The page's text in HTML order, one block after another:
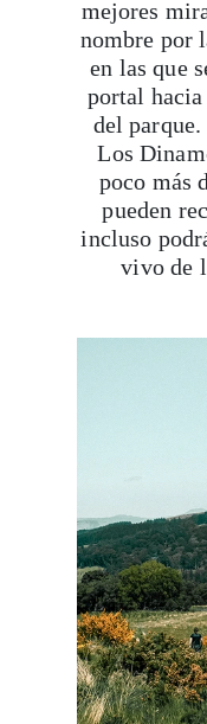
mejores
nombre por
en las que
portal
del
Los
poco más
pueden
incluso
vivo de